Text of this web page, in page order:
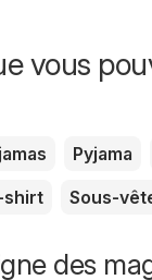
vous
Pyjama
shirt Sous-
des